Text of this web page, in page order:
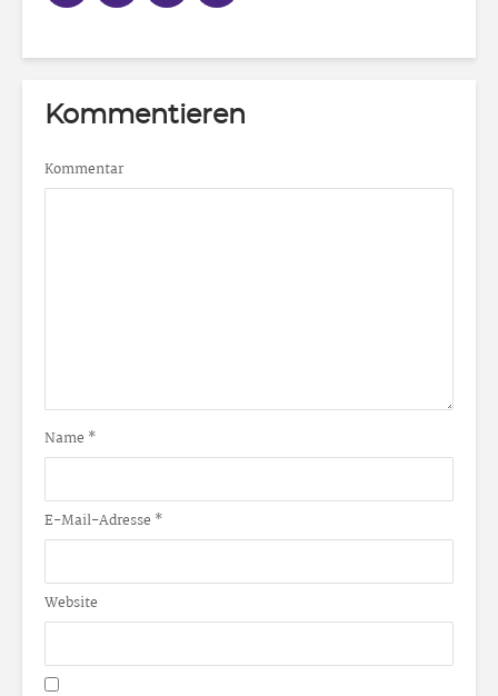
Kommentieren
Kommentar
Name *
E-Mail-Adresse *
Website